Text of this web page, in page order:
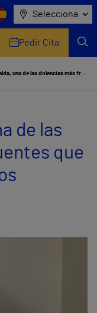
Selecciona
Pedir Cita
Dolor de espalda, una de las dolencias más frecuentes que se producen entre los escolares
de las
que